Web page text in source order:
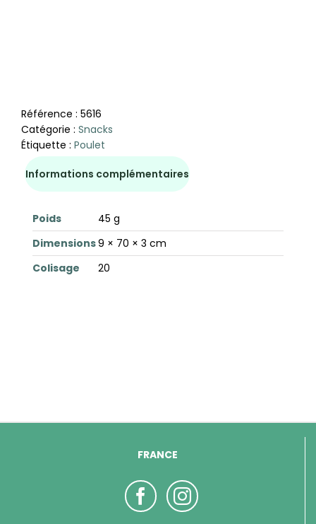
Référence : 5616
Catégorie : Snacks
Étiquette : Poulet
Informations complémentaires
Poids
45 g
Dimensions9 × 70 × 3 cm
Colisage
20
FRANCE